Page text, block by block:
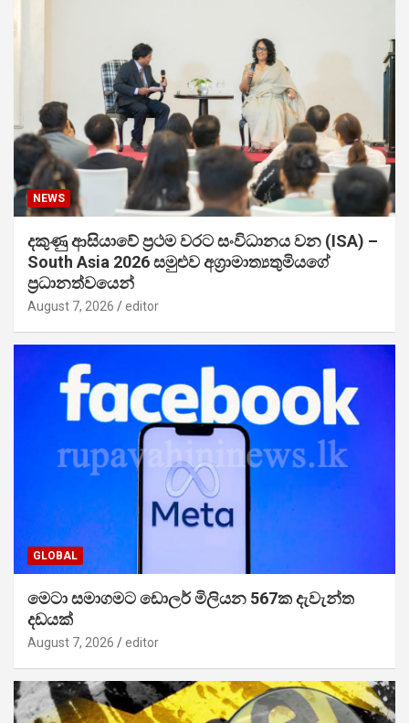
NEWS
දකුණු ආසියාවේ ප්‍රථම වරට සංවිධානය වන (ISA) –
South Asia 2026 සමුළුව අග්‍රාමාත්‍යතුමියගේ
ප්‍රධානත්වයෙන්
August 7, 2026 editor
GLOBAL
මෙටා සමාගමට ඩොලර් මිලියන 567ක දැවැන්ත
දඩයක්
August 7, 2026 editor